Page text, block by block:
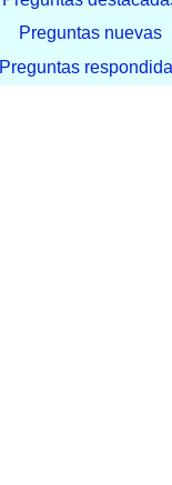
Preguntas nuevas
Preguntas